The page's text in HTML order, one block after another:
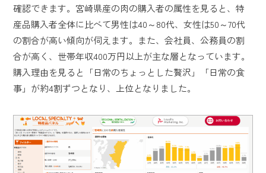
確認できます。宮崎県産の肉の購入者の属性を見ると、特
産品購入者全体に比べて男性は40～80代、女性は50～70代
の割合が高い傾向が伺えます。また、会社員、公務員の割
合が高く、世帯年収400万円以上が主な層となっています。
購入理由を見ると「日常のちょっとした贅沢」「日常の食
事」が約4割ずつとなり、上位となりました。